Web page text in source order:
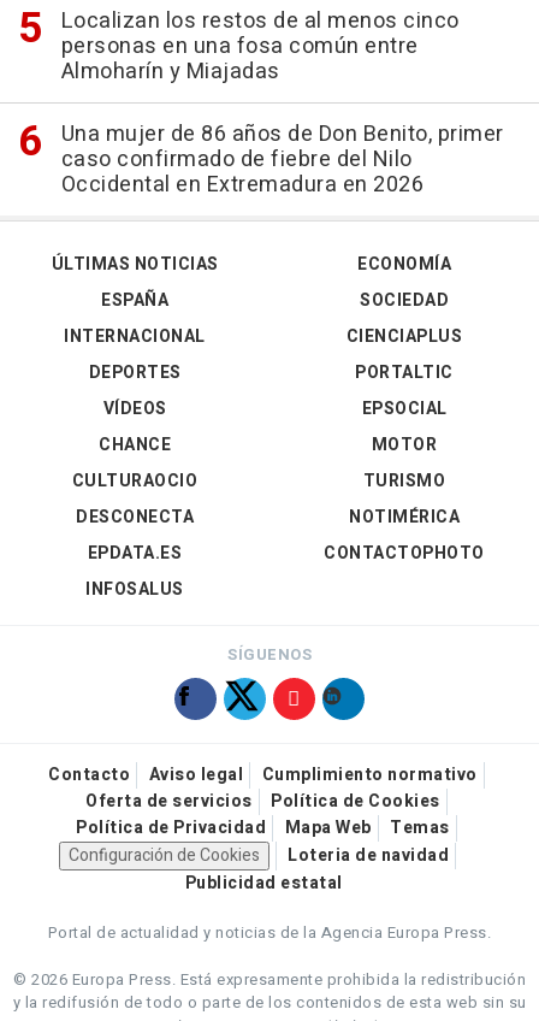
Localizan los restos de al menos cinco
personas en una fosa común entre
Almoharín y Miajadas
Una mujer de 86 años de Don Benito, primer
caso confirmado de fiebre del Nilo
Occidental en Extremadura en 2026
ÚLTIMAS NOTICIAS
ESPAÑA
INTERNACIONAL
DEPORTES
VÍDEOS
ECONOMÍA
SOCIEDAD
CIENCIAPLUS
PORTALTIC
EPSOCIAL
CHANCE
CULTURAOCIO
DESCONECTA
EPDATA.ES
INFOSALUS
MOTOR
TURISMO
NOTIMÉRICA
CONTACTOPHOTO
SÍGUENOS
Contacto Aviso legal
Cumplimiento normativo
Oferta de servicios
Política de Cookies
Política de Privacidad
Mapa Web
Temas
Configuración de Cookies
Loteria de navidad
Publicidad estatal
Portal de actualidad y noticias de la Agencia Europa Press.
© 2026 Europa Press. Está expresamente prohibida la redistribución
y la redifusión de todo o parte de los contenidos de esta web sin su